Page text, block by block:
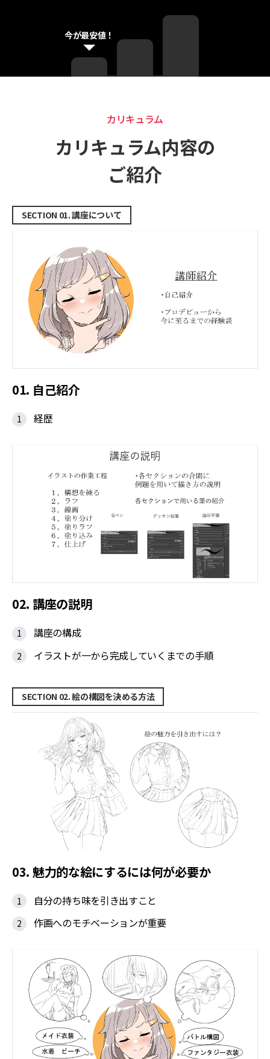
今が最安値！
カリキュラム
カリキュラム内容の
ご紹介
SECTION 01. 講座について
01. 自己紹介
経歴
02. 講座の説明
講座の構成
イラストが一から完成していくまでの手順
SECTION 02. 絵の構図を決める方法
03. 魅力的な絵にするには何が必要か
自分の持ち味を引き出すこと
作画へのモチベーションが重要